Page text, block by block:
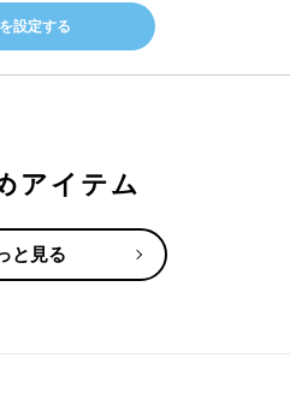
設定する
アイテム
と見る